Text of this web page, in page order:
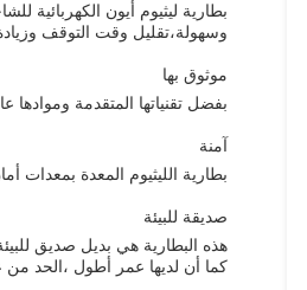
بطارية ليثيوم أيون الكهربائية
وسهولة،تقليل وقت التوقف وزيادة
موثوق بها
بفضل تقنياتها المتقدمة
آمنة
بطارية الليثيوم المعدة
صديقة للبيئة
هذه البطارية هي بديل صديق
كما أن لديها عمر أطول ،الحد من